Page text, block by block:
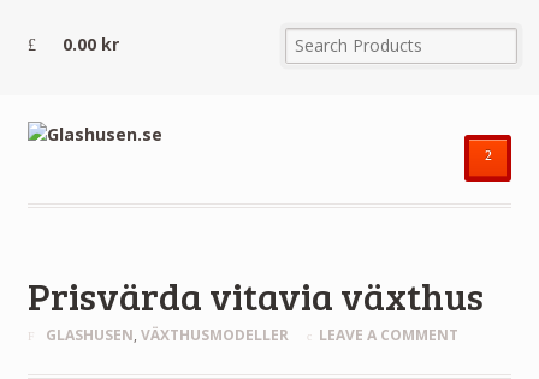
0.00 kr
²
Prisvärda vitavia växthus
GLASHUSEN, VÄXTHUSMODELLER LEAVE A COMMENT